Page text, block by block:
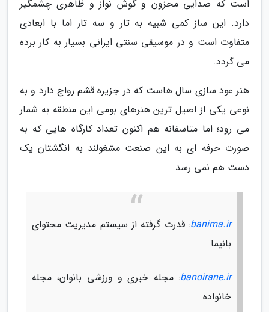
است که صدایی محزون و گوش نواز و ظاهری چشمگیر
دارد. این ساز کمی شبیه به تار و سه تار اما با ابعادی
متفاوت است و در موسیقی سنتی ایرانی بسیار به کار برده
می گردد.
هنر عود سازی سال هاست که در جزیره قشم رواج دارد و به
نوعی یکی از اصیل ترین هنرهای بومی این منطقه به شمار
می رود؛ اما متاسفانه هم اکنون تعداد کارگاه هایی که به
صورت حرفه ای به این صنعت مشغولند به انگشتان یک
دست هم نمی رسد.
banima.ir: قدرت گرفته از سیستم مدیریت محتوای
بانیما
banoirane.ir: مجله خبری و ورزشی بانوان، مجله
خانواده